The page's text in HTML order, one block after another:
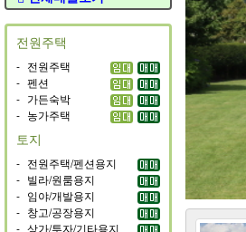
전원주택
- 전원주택
- 펜션
- 가든숙박
- 농가주택
토지
- 전원주택/펜션용지
- 빌라/원룸용지
- 임야/개발용지
- 창고/공장용지
- 상가/투자/기타용지